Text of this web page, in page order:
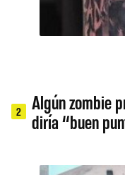
2
Algún zombie
diría “buen